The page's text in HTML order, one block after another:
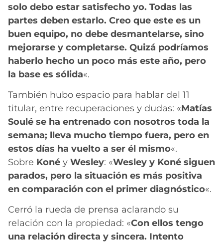
solo debo estar satisfecho yo. Todas las
partes deben estarlo. Creo que este es un
buen equipo, no debe desmantelarse, sino
mejorarse y completarse. Quizá podríamos
haberlo hecho un poco más este año, pero
la base es sólida«.
También hubo espacio para hablar del 11
titular, entre recuperaciones y dudas: «Matías
Soulé se ha entrenado con nosotros toda la
semana; lleva mucho tiempo fuera, pero en
estos días ha vuelto a ser él mismo«.
Sobre Koné y Wesley: «Wesley y Koné siguen
parados, pero la situación es más positiva
en comparación con el primer diagnóstico«.
Cerró la rueda de prensa aclarando su
relación con la propiedad: «Con ellos tengo
una relación directa y sincera. Intento